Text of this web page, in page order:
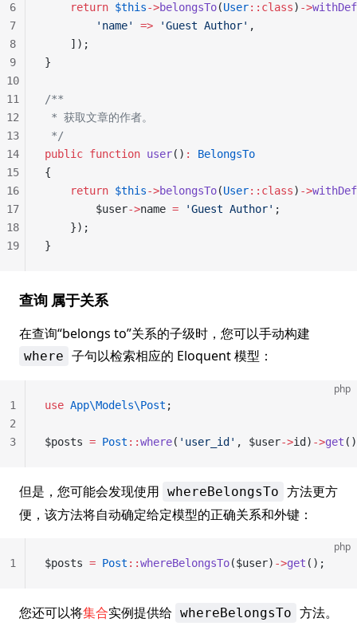
    return
$this->belongsTo(User::class) ->
        'name'
=> 'Guest Author' ,
    ]);
}
/**
* 获取文章的作者。
*/
public function user() :
BelongsTo
{
    return
$this->belongsTo(User::class) ->
        $user
->name = 'Guest Author' ;
    });
}
6
7
8
9
10
11
12
13
14
15
16
17
18
19
查询 属于关系
在查询“belongs to”关系的子级时，您可以手动构建
where 子句以检索相应的 Eloquent 模型：
php
use App\Models\Post ;
$posts = Post ::where( 'user_id' , $user->id) ->get
1
2
3
但是，您可能会发现使用 whereBelongsTo 方法更方
便，该方法将自动确定给定模型的正确关系和外键：
php
$posts = Post ::whereBelongsTo($user) ->get ();
1
您还可以将集合实例提供给 whereBelongsTo 方法。